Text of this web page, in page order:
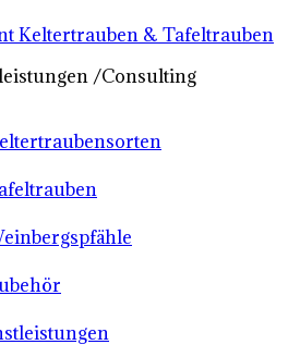
Keltertrauben & Tafeltrauben
/Consulting